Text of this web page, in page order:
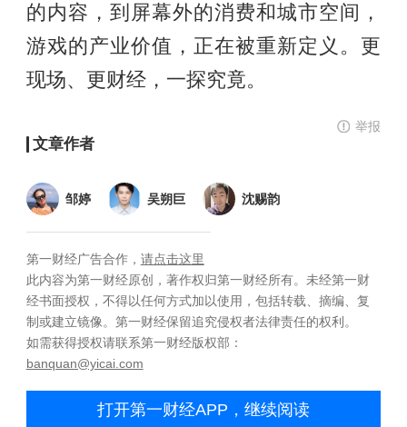
的内容，到屏幕外的消费和城市空间，
游戏的产业价值，正在被重新定义。更
现场、更财经，一探究竟。
举报
文章作者
邹婷 吴朔巨 沈赐韵
第一财经广告合作， 请点击这里
此内容为第一财经原创，著作权归第一财经所有。未经第一财
经书面授权，不得以任何方式加以使用，包括转载、摘编、复
制或建立镜像。第一财经保留追究侵权者法律责任的权利。
如需获得授权请联系第一财经版权部：
banquan@yicai.com
打开第一财经APP，继续阅读